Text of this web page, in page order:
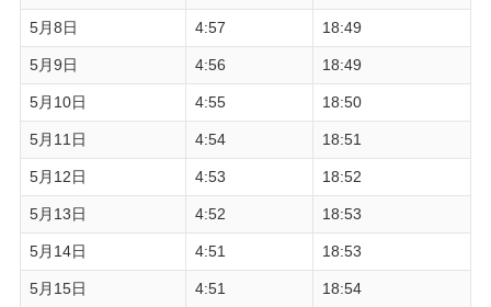
5月8日 4:57 18:49
5月9日 4:56 18:49
5月10日 4:55 18:50
5月11日 4:54 18:51
5月12日 4:53 18:52
5月13日 4:52 18:53
5月14日 4:51 18:53
5月15日 4:51 18:54